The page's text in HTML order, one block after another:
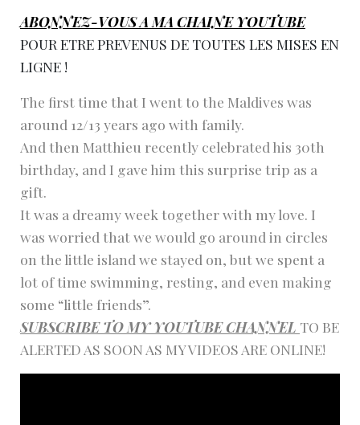
ABONNEZ-VOUS A MA CHAINE YOUTUBE
POUR ETRE PREVENUS DE TOUTES LES MISES EN
LIGNE !
The first time that I went to the Maldives was
around 12/13 years ago with family.
And then Matthieu recently celebrated his 30th
birthday, and I gave him this surprise trip as a
gift.
It was a dreamy week together with my love. I
was worried that we would go around in circles
on the little island we stayed on, but we spent a
lot of time swimming, resting, and even making
some “little friends”.
SUBSCRIBE TO MY YOUTUBE CHANNEL TO BE
ALERTED AS SOON AS MY VIDEOS ARE ONLINE!